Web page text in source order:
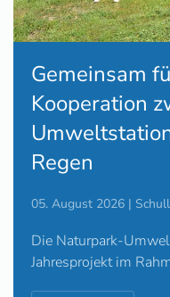
Gemeinsam
Kooperation
Regen
05. August 2026 |
Die Naturpark-
Jahresprojekt im